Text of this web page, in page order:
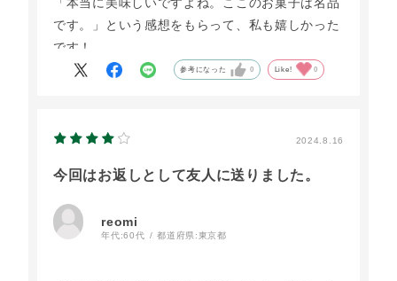
「本当に美味しいですよね。ここのお菓子は名品
です。」という感想をもらって、私も嬉しかった
です！
参考になった 0 Like! 0
2024.8.16
今回はお返しとして友人に送りました。
reomi
年代:60代 都道府県:東京都